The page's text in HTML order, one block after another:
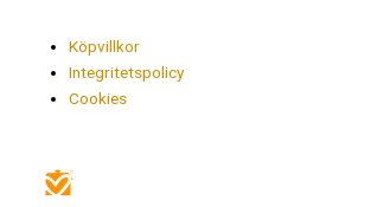
Köpvillkor
Integritetspolicy
Cookies